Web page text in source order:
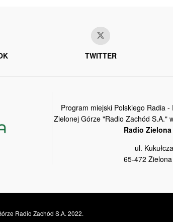
TWITTER
Program miejski Polskiego Radia -
Zielonej Górze "Radio Zachód S.A."
Radio Zielona
ul.
65-472
Radio Zachód S.A. 2022.